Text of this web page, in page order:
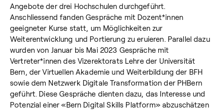
Angebote der drei Hochschulen durchgeführt.
Anschliessend fanden Gespräche mit Dozent*innen
geeigneter Kurse statt, um Möglichkeiten zur
Weiterentwicklung und Portierung zu eruieren. Parallel dazu
wurden von Januar bis Mai 2023 Gespräche mit
Vertreter*innen des Vizerektorats Lehre der Universität
Bern, der Virtuellen Akademie und Weiterbildung der BFH
sowie dem Netzwerk Digitale Transformation der PHBern
geführt. Diese Gespräche dienten dazu, das Interesse und
Potenzial einer «Bern Digital Skills Platform» abzuschätzen